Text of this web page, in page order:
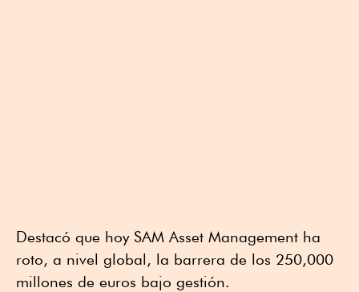
Destacó que hoy SAM Asset Management ha
roto, a nivel global, la barrera de los 250,000
millones de euros bajo gestión.